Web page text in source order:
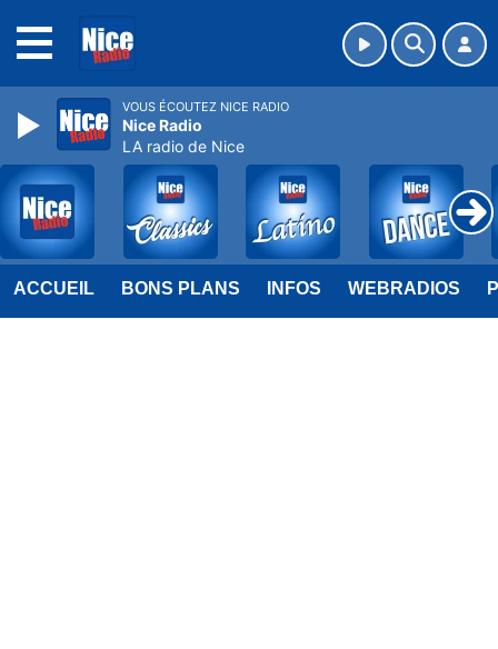
ACCUEIL BONS PLANS INFOS WEBRADIOS
VOUS ÉCOUTEZ NICE RADIO
Nice Radio
LA radio de Nice